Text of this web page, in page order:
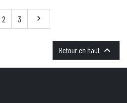
2 3 Suivant

Retour en haut 